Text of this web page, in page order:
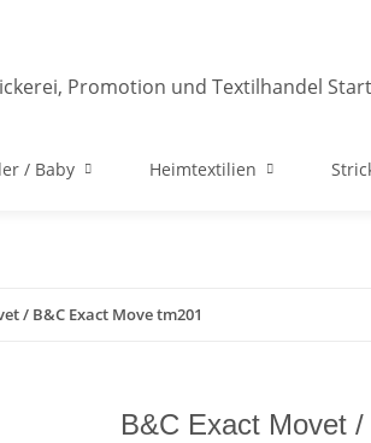
/ Baby Heimtextilien
/ B&C Exact Move tm201
B&C Exact Movet